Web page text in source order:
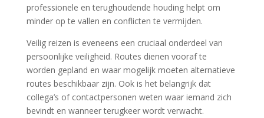
professionele en terughoudende houding helpt om
minder op te vallen en conflicten te vermijden.
Veilig reizen is eveneens een cruciaal onderdeel van
persoonlijke veiligheid. Routes dienen vooraf te
worden gepland en waar mogelijk moeten alternatieve
routes beschikbaar zijn. Ook is het belangrijk dat
collega’s of contactpersonen weten waar iemand zich
bevindt en wanneer terugkeer wordt verwacht.